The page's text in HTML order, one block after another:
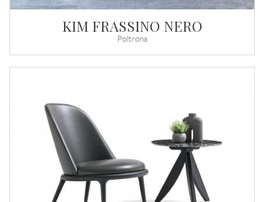
KIM FRASSINO NERO
Poltrona